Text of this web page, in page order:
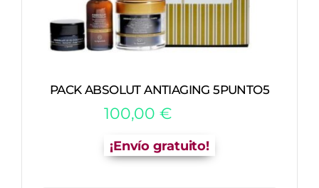
PACK ABSOLUT ANTIAGING 5PUNTO5
100,00 €
¡Envío gratuito!